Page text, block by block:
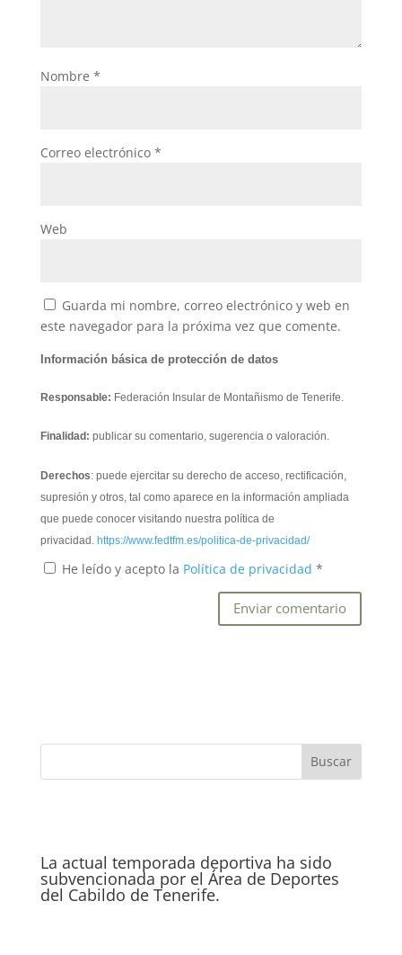
Nombre *
Correo electrónico *
Web
Guarda mi nombre, correo electrónico y web en
este navegador para la próxima vez que comente.
Información básica de protección de datos
Responsable: Federación Insular de Montañismo de Tenerife.
Finalidad: publicar su comentario, sugerencia o valoración.
Derechos: puede ejercitar su derecho de acceso, rectificación,
supresión y otros, tal como aparece en la información ampliada
que puede conocer visitando nuestra política de
privacidad. https://www.fedtfm.es/politica-de-privacidad/
He leído y acepto la Política de privacidad *
La actual temporada deportiva ha sido
subvencionada por el Área de Deportes
del Cabildo de Tenerife.